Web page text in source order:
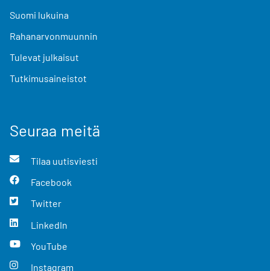
Suomi lukuina
Rahanarvonmuunnin
Tulevat julkaisut
Tutkimusaineistot
Seuraa meitä
Tilaa uutisviesti
Facebook
Twitter
LinkedIn
YouTube
Instagram